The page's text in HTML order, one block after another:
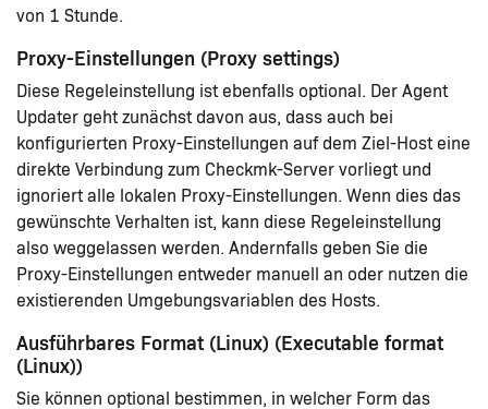
von 1 Stunde.
Proxy-Einstellungen (Proxy settings)
Diese Regeleinstellung ist ebenfalls optional. Der Agent
Updater geht zunächst davon aus, dass auch bei
konfigurierten Proxy-Einstellungen auf dem Ziel-Host eine
direkte Verbindung zum Checkmk-Server vorliegt und
ignoriert alle lokalen Proxy-Einstellungen. Wenn dies das
gewünschte Verhalten ist, kann diese Regeleinstellung
also weggelassen werden. Andernfalls geben Sie die
Proxy-Einstellungen entweder manuell an oder nutzen die
existierenden Umgebungsvariablen des Hosts.
Ausführbares Format (Linux) (Executable format
(Linux))
Sie können optional bestimmen, in welcher Form das